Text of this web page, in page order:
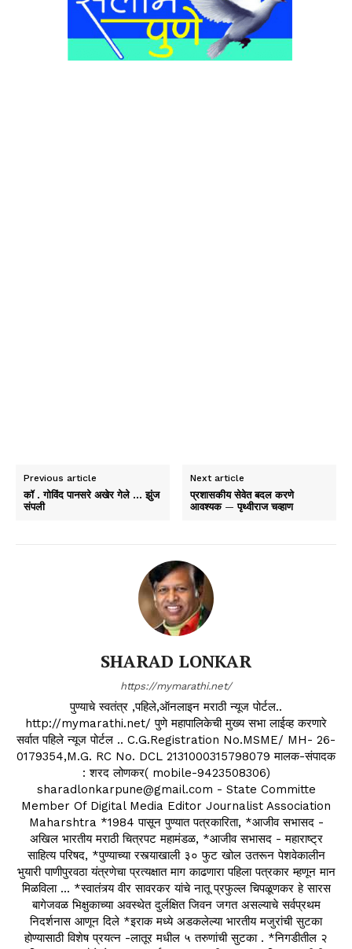
Previous article
कॉ . गोविंद पानसरे अखेर गेले … झुंज
संपली
Next article
प्रशासकीय सेवेत बदल करणे
आवश्यक — पृथ्वीराज चव्हाण
SHARAD LONKAR
https://mymarathi.net/
पुण्याचे स्वतंत्र ,पहिले,ऑनलाइन मराठी न्यूज पोर्टल..
http://mymarathi.net/ पुणे महापालिकेची मुख्य सभा लाईव्ह करणारे
सर्वात पहिले न्यूज पोर्टल .. C.G.Registration No.MSME/ MH- 26-
0179354,M.G. RC No. DCL 2131000315798079 मालक-संपादक
: शरद लोणकर( mobile-9423508306)
sharadlonkarpune@gmail.com - State Committe
Member Of Digital Media Editor Journalist Association
Maharshtra *1984 पासून पुण्यात पत्रकारिता, *आजीव सभासद -
अखिल भारतीय मराठी चित्रपट महामंडळ, *आजीव सभासद - महाराष्ट्र
साहित्य परिषद, *पुण्याच्या रस्त्याखाली ३० फुट खोल उतरून पेशवेकालीन
भुयारी पाणीपुरवठा यंत्रणेचा प्रत्यक्षात माग काढणारा पहिला पत्रकार म्हणून मान
मिळविला ... *स्वातंत्र्य वीर सावरकर यांचे नातू प्रफुल्ल चिपळूणकर हे सारस
बागेजवळ भिक्षुकाच्या अवस्थेत दुर्लक्षित जिवन जगत असल्याचे सर्वप्रथम
निदर्शनास आणून दिले *इराक मध्ये अडकलेल्या भारतीय मजुरांची सुटका
होण्यासाठी विशेष प्रयत्न -लातूर मधील ५ तरुणांची सुटका . *निगडीतील २